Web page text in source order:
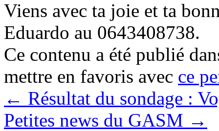
Viens avec ta joie et ta
Eduardo au 0643408738.
Ce contenu a été publié
mettre en favoris avec ce
← Résultat du sondage :
Petites news du GASM →